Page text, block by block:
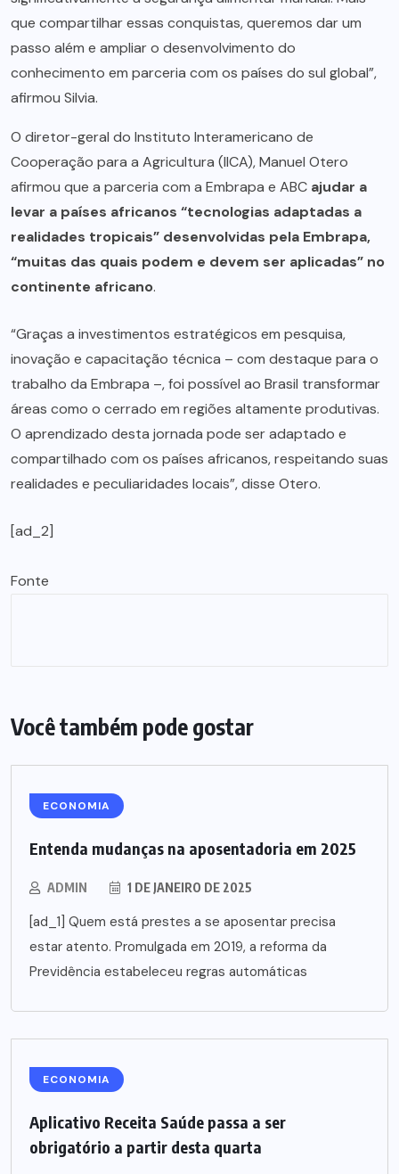
que compartilhar essas conquistas, queremos dar um
passo além e ampliar o desenvolvimento do
conhecimento em parceria com os países do sul global”,
afirmou Silvia.
O diretor-geral do Instituto Interamericano de
Cooperação para a Agricultura (IICA), Manuel Otero
afirmou que a parceria com a Embrapa e ABC ajudar a
levar a países africanos “tecnologias adaptadas a
realidades tropicais” desenvolvidas pela Embrapa,
“muitas das quais podem e devem ser aplicadas” no
continente africano.
“Graças a investimentos estratégicos em pesquisa,
inovação e capacitação técnica – com destaque para o
trabalho da Embrapa –, foi possível ao Brasil transformar
áreas como o cerrado em regiões altamente produtivas.
O aprendizado desta jornada pode ser adaptado e
compartilhado com os países africanos, respeitando suas
realidades e peculiaridades locais”, disse Otero.
[ad_2]
Fonte
Você também pode gostar
ECONOMIA
Entenda mudanças na aposentadoria em 2025
ADMIN 1 DE JANEIRO DE 2025
[ad_1] Quem está prestes a se aposentar precisa
estar atento. Promulgada em 2019, a reforma da
Previdência estabeleceu regras automáticas
ECONOMIA
Aplicativo Receita Saúde passa a ser
obrigatório a partir desta quarta